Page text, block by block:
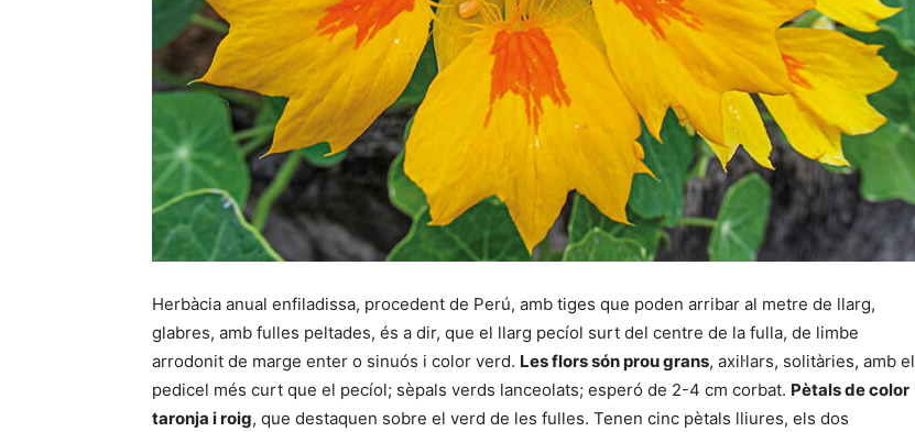
Herbàcia anual enfiladissa, procedent de Perú, amb tiges que poden arribar al metre de llarg,
glabres, amb fulles peltades, és a dir, que el llarg pecíol surt del centre de la fulla, de limbe
arrodonit de marge enter o sinuós i color verd. Les flors són prou grans, axil·lars, solitàries, amb el
pedicel més curt que el pecíol; sèpals verds lanceolats; esperó de 2-4 cm corbat. Pètals de color
taronja i roig, que destaquen sobre el verd de les fulles. Tenen cinc pètals lliures, els dos